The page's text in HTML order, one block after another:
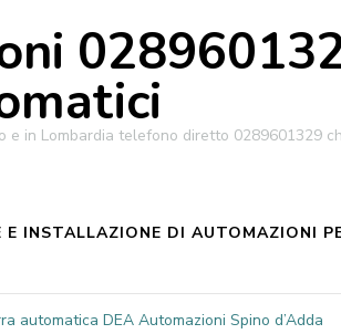
in Lombardia telefono diretto 0289601329
INSTALLAZIONE DI AUTOMAZIONI
automatica DEA Automazioni Spino d’Adda